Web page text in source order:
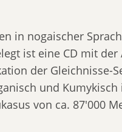
in nogaischer
ist eine CD mit
der Gleichnisse-
und
von ca. 87'000